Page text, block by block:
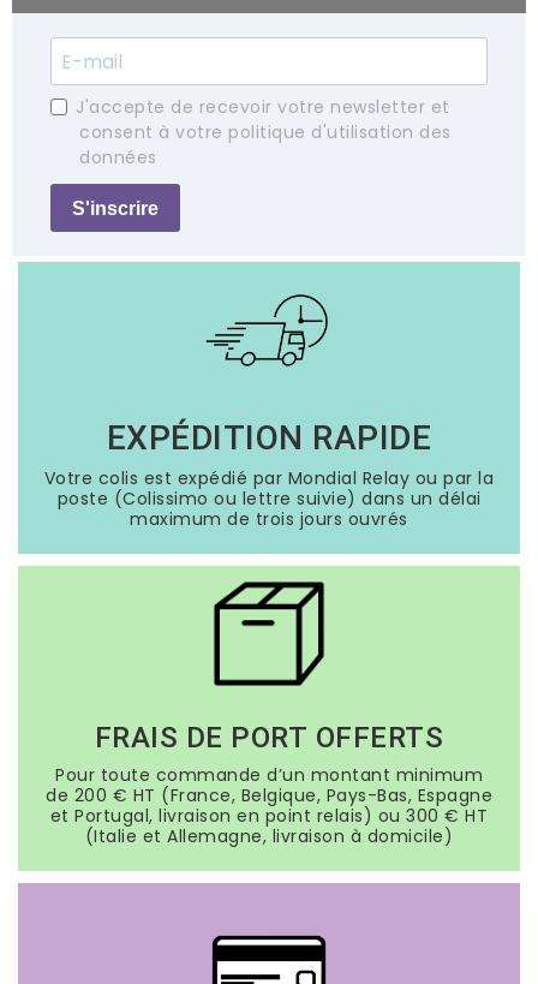
J'accepte de recevoir votre newsletter et
consent à votre politique d'utilisation des
données
S'inscrire
EXPÉDITION RAPIDE
Votre colis est expédié par Mondial Relay ou par la
poste (Colissimo ou lettre suivie) dans un délai
maximum de trois jours ouvrés
FRAIS DE PORT OFFERTS
Pour toute commande d’un montant minimum
de 200 € HT (France, Belgique, Pays-Bas, Espagne
et Portugal, livraison en point relais) ou 300 € HT
(Italie et Allemagne, livraison à domicile)